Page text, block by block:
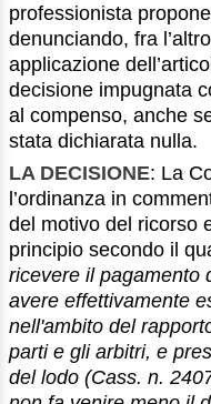
professionista
denunciando, fra
applicazione
decisione impugnata
al compenso, anche
stata dichiarata nulla.
LA DECISIONE: La
l’ordinanza in
del motivo del ricorso
principio secondo il
ricevere il pagamento
avere effettivamente
nell'ambito del
parti e gli arbitri, e
del lodo (Cass. n.